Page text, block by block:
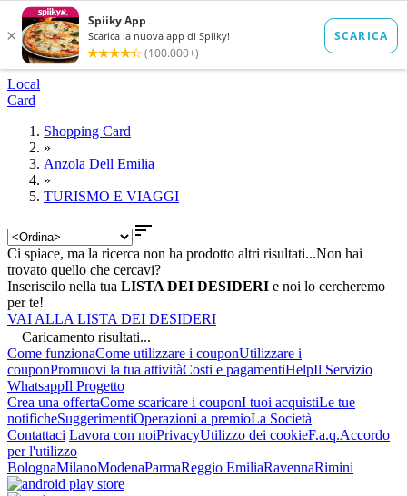
Local
Card
Shopping Card
»
Anzola Dell Emilia
»
TURISMO E VIAGGI

Ci spiace, ma la ricerca non ha prodotto altri risultati...Non hai
trovato quello che cercavi?
Inseriscilo nella tua LISTA DEI DESIDERI e noi lo cercheremo
per te!
VAI ALLA LISTA DEI DESIDERI
Caricamento risultati...
Come funzionaCome utilizzare i couponUtilizzare i
couponPromuovi la tua attivitàCosti e pagamentiHelpIl Servizio
WhatsappIl Progetto
Crea una offertaCome scaricare i couponI tuoi acquistiLe tue
notificheSuggerimentiOperazioni a premioLa Società
Contattaci Lavora con noiPrivacyUtilizzo dei cookieF.a.q.Accordo
per l'utilizzo
BolognaMilanoModenaParmaReggio EmiliaRavennaRimini